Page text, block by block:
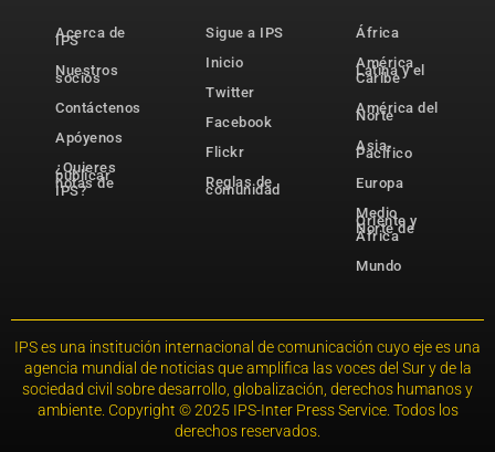
Acerca de
IPS
Nuestros
socios
Contáctenos
Apóyenos
¿Quieres
publicar
notas de
IPS?
Sigue a IPS
Inicio
Twitter
Facebook
Flickr
Reglas de
comunidad
África
América
Latina y el
Caribe
América del
Norte
Asia-
Pacífico
Europa
Medio
Oriente y
Norte de
África
Mundo
IPS es una institución internacional de comunicación cuyo eje es una
agencia mundial de noticias que amplifica las voces del Sur y de la
sociedad civil sobre desarrollo, globalización, derechos humanos y
ambiente. Copyright © 2025 IPS-Inter Press Service. Todos los
derechos reservados.